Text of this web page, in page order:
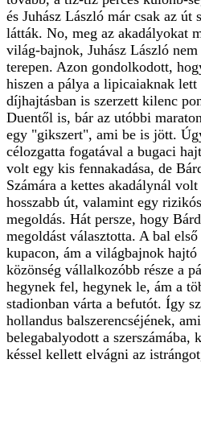
és Juhász László már csak az út
látták. No, meg az akadályokat
világ-bajnok, Juhász László
terepen. Azon gondolkodott,
hiszen a pálya a lipicaiaknak
díjhajtásban is szerzett kilenc
Duentől is, bár az utóbbi
egy "gikszert", ami be is jött.
célozgatta fogatával a bugaci
volt egy kis fennakadása, de
Számára a kettes akadálynál
hosszabb út, valamint egy
megoldás. Hát persze, hogy
megoldást választotta. A bal
kupacon, ám a világbajnok
közönség vállalkozóbb része a
hegynek fel, hegynek le, ám a
stadionban várta a befutót. Így
hollandus balszerencséjének,
belegabalyodott a szerszámába,
késsel kellett elvágni az